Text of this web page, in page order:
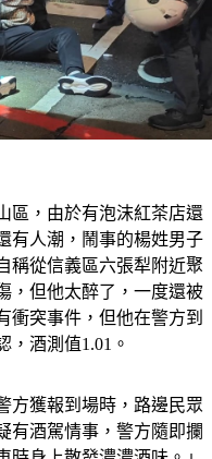
區，由於有泡沫紅茶店還
有人潮，鬧事的楊姓男子
稱從信義區六張犁附近聚
，但他太醉了，一度還被
衝突事件，但他在警方到
，酒測值1.01。
方獲報到場時，路邊民眾
有酒駕情事，警方隨即攔